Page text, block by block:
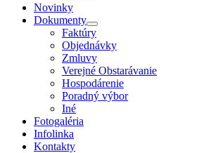
Novinky
Dokumenty
Faktúry
Objednávky
Zmluvy
Verejné Obstarávanie
Hospodárenie
Poradný výbor
Iné
Fotogaléria
Infolinka
Kontakty